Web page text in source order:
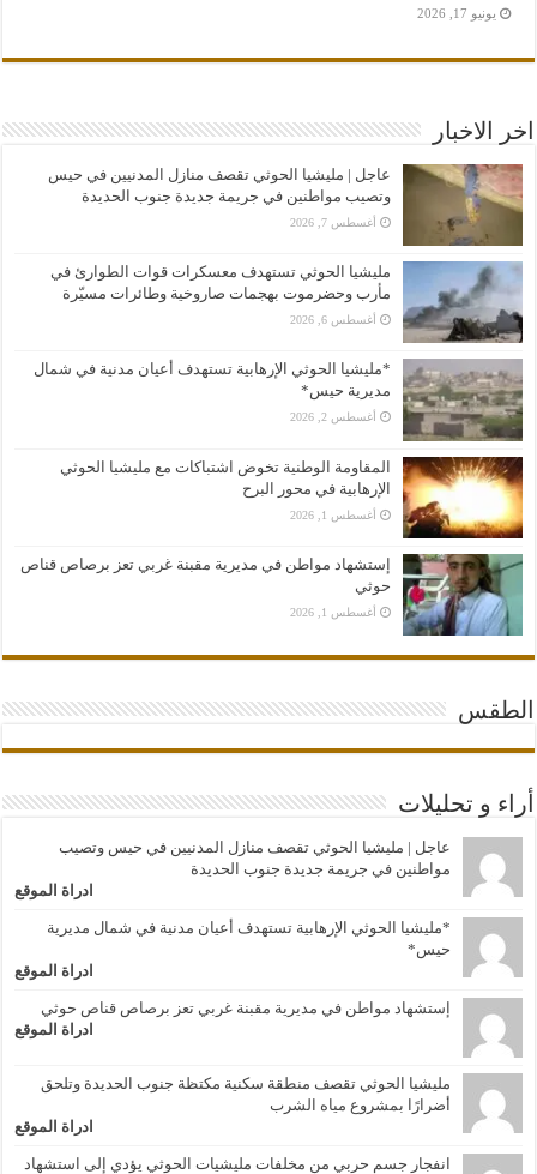
يونيو 17, 2026
اخر الاخبار
عاجل | مليشيا الحوثي تقصف منازل المدنيين في حيس
وتصيب مواطنين في جريمة جديدة جنوب الحديدة
أغسطس 7, 2026
مليشيا الحوثي تستهدف معسكرات قوات الطوارئ في
مأرب وحضرموت بهجمات صاروخية وطائرات مسيّرة
أغسطس 6, 2026
*مليشيا الحوثي الإرهابية تستهدف أعيان مدنية في شمال
مديرية حيس*
أغسطس 2, 2026
المقاومة الوطنية تخوض اشتباكات مع مليشيا الحوثي
الإرهابية في محور البرح
أغسطس 1, 2026
إستشهاد مواطن في مديرية مقبنة غربي تعز برصاص قناص
حوثي
أغسطس 1, 2026
الطقس
أراء و تحليلات
عاجل | مليشيا الحوثي تقصف منازل المدنيين في حيس وتصيب
مواطنين في جريمة جديدة جنوب الحديدة
ادراة الموقع
*مليشيا الحوثي الإرهابية تستهدف أعيان مدنية في شمال مديرية
حيس*
ادراة الموقع
إستشهاد مواطن في مديرية مقبنة غربي تعز برصاص قناص حوثي
ادراة الموقع
مليشيا الحوثي تقصف منطقة سكنية مكتظة جنوب الحديدة وتلحق
أضرارًا بمشروع مياه الشرب
ادراة الموقع
انفجار جسم حربي من مخلفات مليشيات الحوثي يؤدي إلى استشهاد